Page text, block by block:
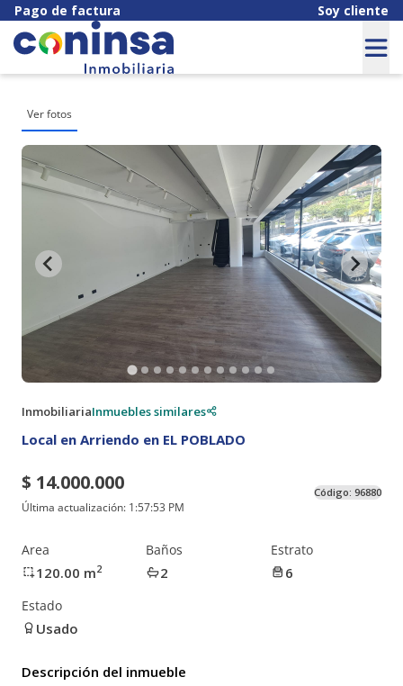
Pago de factura Soy cliente
Ver fotos
InmobiliariaInmuebles similares
Local en Arriendo en EL POBLADO
$ 14.000.000
Última actualización: 1:57:53 PM
Código: 96880
Area
120.00 m2
Baños
2
Estrato
6
Estado
Usado
Descripción del inmueble